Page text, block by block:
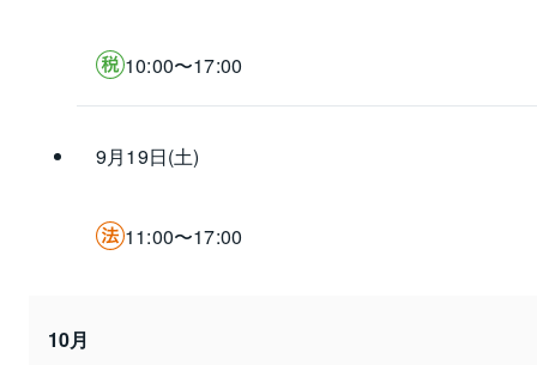
10:00〜17:00
9月19日(土)
11:00〜17:00
10月